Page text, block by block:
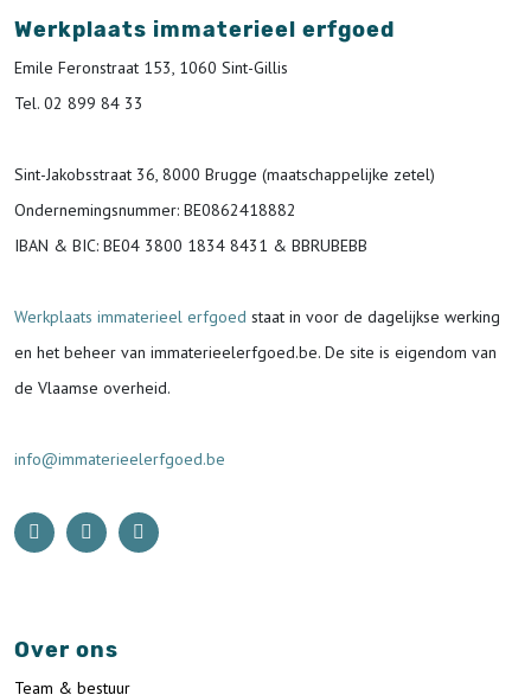
Werkplaats immaterieel erfgoed
Emile Feronstraat 153, 1060 Sint-Gillis
Tel. 02 899 84 33
Sint-Jakobsstraat 36, 8000 Brugge (maatschappelijke zetel)
Ondernemingsnummer: BE0862418882
IBAN & BIC: BE04 3800 1834 8431 & BBRUBEBB
Werkplaats immaterieel erfgoed staat in voor de dagelijkse werking
en het beheer van immaterieelerfgoed.be. De site is eigendom van
de Vlaamse overheid.
info@immaterieelerfgoed.be
Over ons
Team & bestuur